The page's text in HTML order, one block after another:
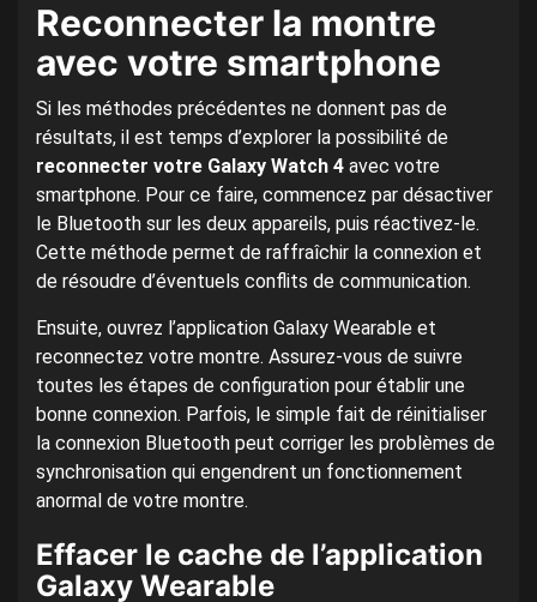
Reconnecter la montre
avec votre smartphone
Si les méthodes précédentes ne donnent pas de
résultats, il est temps d’explorer la possibilité de
reconnecter votre Galaxy Watch 4 avec votre
smartphone. Pour ce faire, commencez par désactiver
le Bluetooth sur les deux appareils, puis réactivez-le.
Cette méthode permet de raffraîchir la connexion et
de résoudre d’éventuels conflits de communication.
Ensuite, ouvrez l’application Galaxy Wearable et
reconnectez votre montre. Assurez-vous de suivre
toutes les étapes de configuration pour établir une
bonne connexion. Parfois, le simple fait de réinitialiser
la connexion Bluetooth peut corriger les problèmes de
synchronisation qui engendrent un fonctionnement
anormal de votre montre.
Effacer le cache de l’application
Galaxy Wearable